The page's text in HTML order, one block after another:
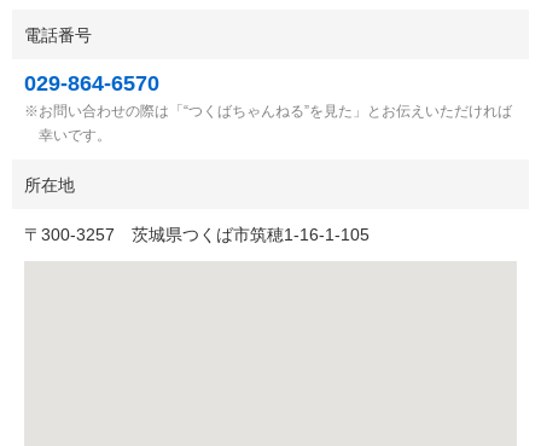
電話番号
029-864-6570
お問い合わせの際は「“つくばちゃんねる”を見た」とお伝えいただければ
幸いです。
所在地
〒 300-3257 茨城県つくば市筑穂1-16-1-105